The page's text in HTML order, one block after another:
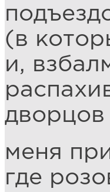
(в
и,
меня
где